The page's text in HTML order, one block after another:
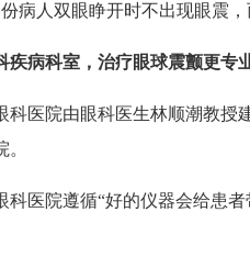
人双眼睁开时不出现眼震，
疾病科室，治疗眼球震颤更专
院由眼科医生林顺潮教授
院遵循“好的仪器会给患者